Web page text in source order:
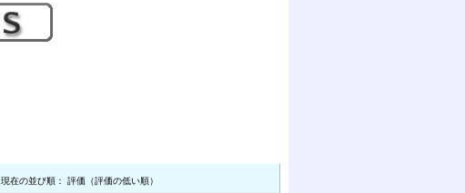
現在の並び順： 評価（評価の低い順）